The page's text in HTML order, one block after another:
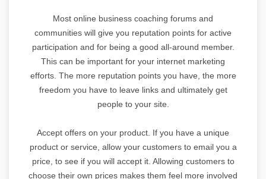
Most online business coaching forums and
communities will give you reputation points for active
participation and for being a good all-around member.
This can be important for your internet marketing
efforts. The more reputation points you have, the more
freedom you have to leave links and ultimately get
people to your site.
Accept offers on your product. If you have a unique
product or service, allow your customers to email you a
price, to see if you will accept it. Allowing customers to
choose their own prices makes them feel more involved